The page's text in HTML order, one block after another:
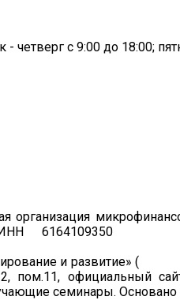
четверг с 9:00 до 18:00;
организация
6164109350
и развитие» (рег.
2, пом.11, официальный
семинары. Основано